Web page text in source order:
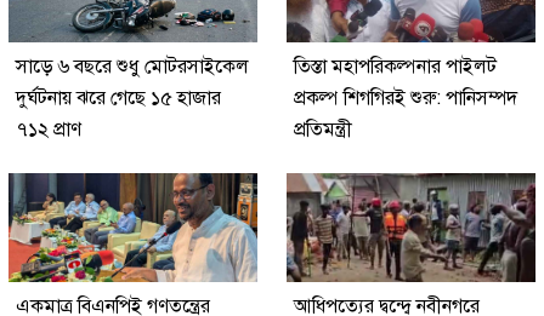
সাড়ে ৬ বছরে শুধু মোটরসাইকেল
দুর্ঘটনায় ঝরে গেছে ১৫ হাজার
৭১২ প্রাণ
তিস্তা মহাপরিকল্পনার পাইলট
প্রকল্প শিগগিরই শুরু: পানিসম্পদ
প্রতিমন্ত্রী
একমাত্র বিএনপিই গণতন্ত্রের
আধিপত্যের দ্বন্দ্বে নবীনগরে